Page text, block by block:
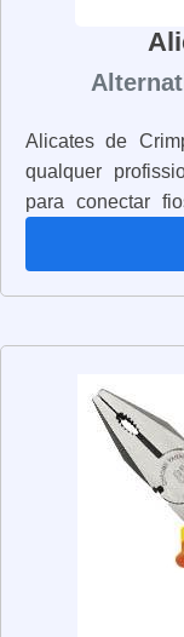
Alicates de
qualquer
para conectar
para garantir
enquanto são
precisão. Além
conectados de
uma
conectar cabos
também são
pois são
você está
conectar
escolha certa.